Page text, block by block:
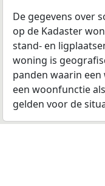
De gegevens over
op de Kadaster
stand- en
woning is
panden waarin
een woonfunctie
gelden voor de